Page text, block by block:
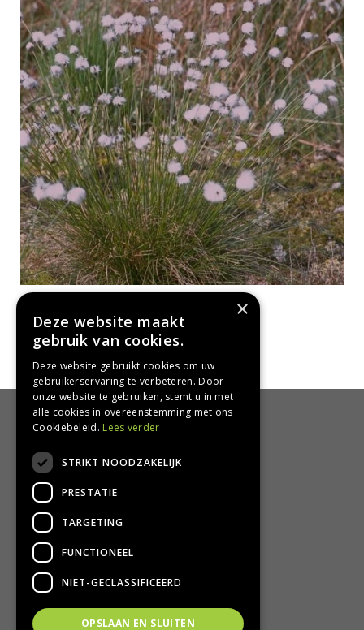
Eriophorum angustifolium
HANDIG
Bezorgen en afhalen
Retourbeleid
Algemene voorwaarden
Privacy Policy
Privacy statement
CONTACT
Groencentrum Hoogeveen
×
Deze website maakt
gebruik van cookies.
Deze website gebruikt cookies om uw
gebruikerservaring te verbeteren. Door
onze website te gebruiken, stemt u in met
alle cookies in overeenstemming met ons
Cookiebeleid. Lees verder
STRIKT NOODZAKELIJK
PRESTATIE
TARGETING
FUNCTIONEEL
NIET-GECLASSIFICEERD
OPSLAAN EN SLUITEN